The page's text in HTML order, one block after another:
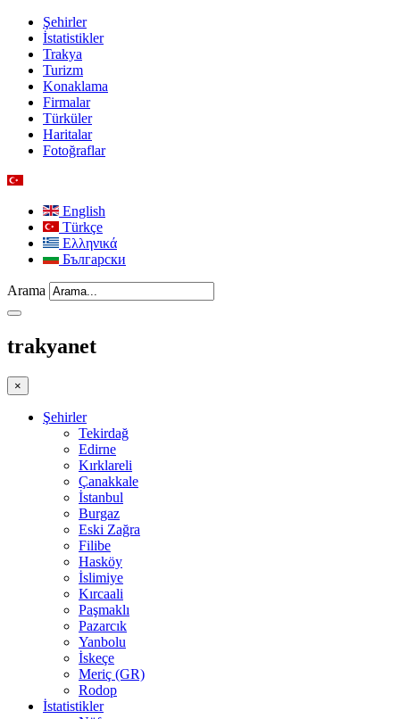
Şehirler
İstatistikler
Trakya
Turizm
Konaklama
Firmalar
Türküler
Haritalar
Fotoğraflar
English
Türkçe
Ελληνικά
Български
Arama
trakyanet
×
Şehirler
Tekirdağ
Edirne
Kırklareli
Çanakkale
İstanbul
Burgaz
Eski Zağra
Filibe
Hasköy
İslimiye
Kırcaali
Paşmaklı
Pazarcık
Yanbolu
İskeçe
Meriç (GR)
Rodop
İstatistikler